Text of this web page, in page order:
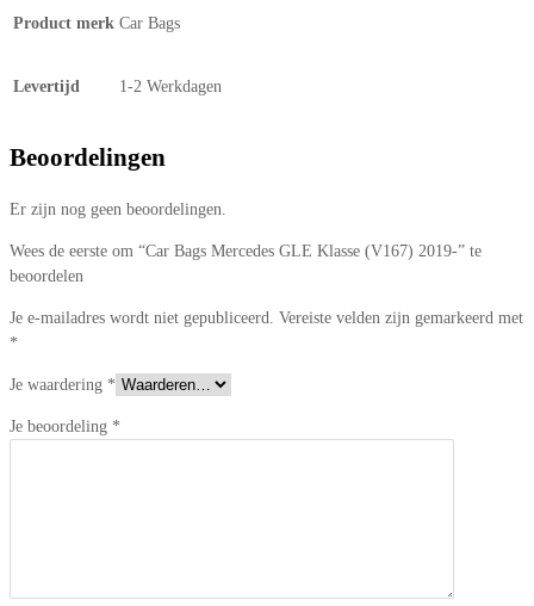
Product merk Car Bags
Levertijd 1-2 Werkdagen
Beoordelingen
Er zijn nog geen beoordelingen.
Wees de eerste om “Car Bags Mercedes GLE Klasse (V167) 2019-” te
beoordelen
Je e-mailadres wordt niet gepubliceerd. Vereiste velden zijn gemarkeerd met
*
Je waardering *
Je beoordeling *